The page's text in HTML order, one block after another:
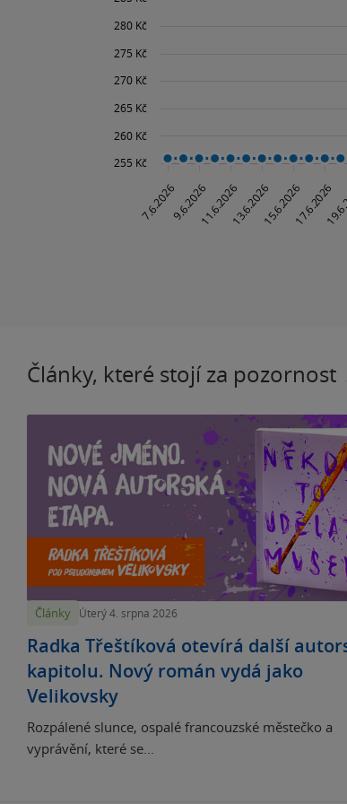
Články, které stojí za pozornost
Články Úterý 4. srpna 2026
Radka Třeštíková otevírá další
kapitolu. Nový román vydá jako
Velikovsky
Rozpálené slunce, ospalé francouzské městečko a
vyprávění, které se...